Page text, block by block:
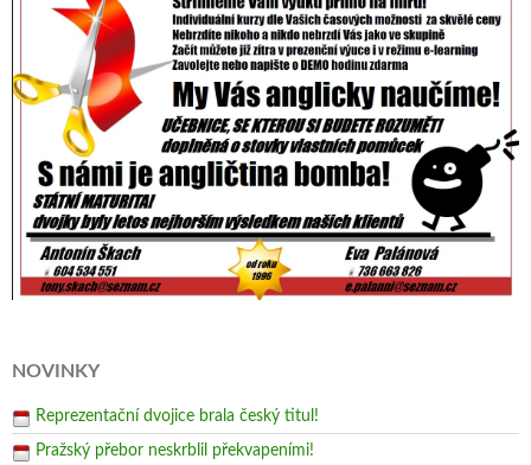
NOVINKY
Reprezentační dvojice brala český titul!
Pražský přebor neskrblil překvapeními!